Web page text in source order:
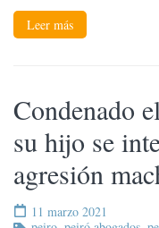
Leer más
Condenado
su hijo se
agresión
11 marzo 2021